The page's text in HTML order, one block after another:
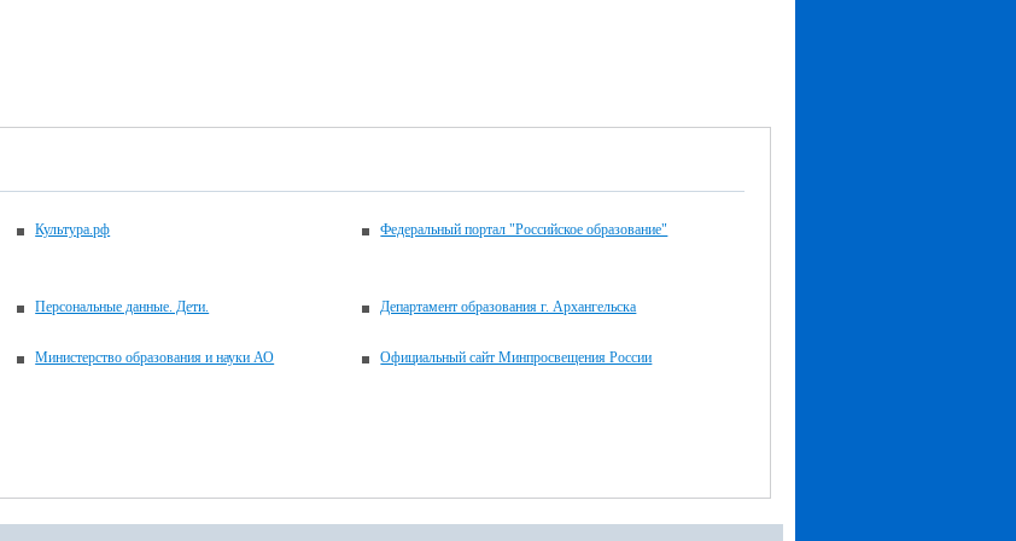
Культура.рф Федеральный портал "Российское образование"
Персональные данные. Дети. Департамент образования г. Архангельска
Министерство образования и науки АО Официальный сайт Минпросвещения России